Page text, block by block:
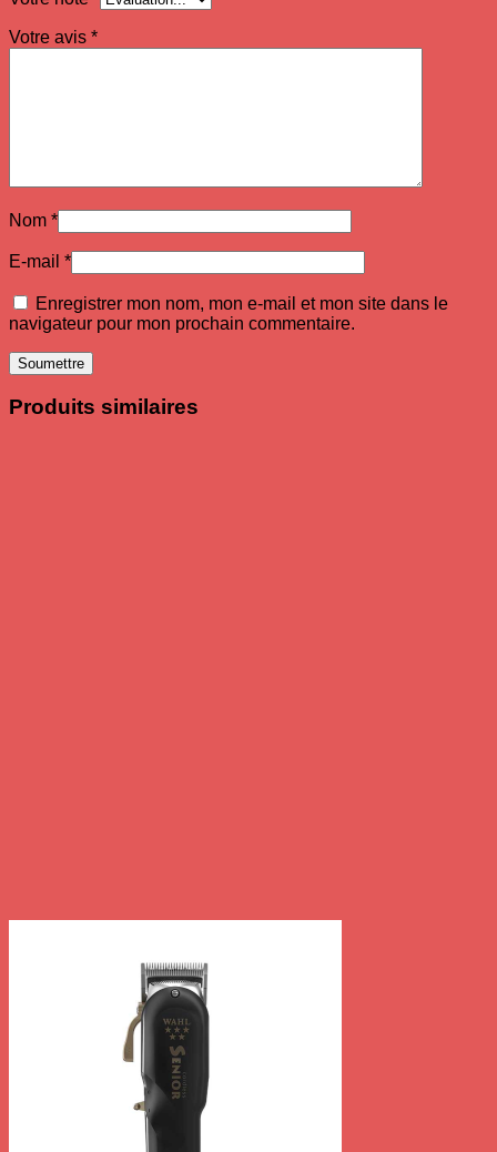
Votre avis *
Nom *
E-mail *
Enregistrer mon nom, mon e-mail et mon site dans le
navigateur pour mon prochain commentaire.
Produits similaires